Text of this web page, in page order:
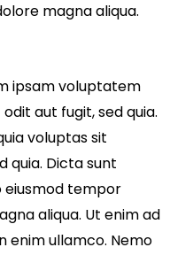
magna aliqua.
ipsam voluptatem
aut fugit, sed quia.
voluptas sit
quia. Dicta sunt
eiusmod tempor
aliqua. Ut enim ad
enim ullamco. Nemo